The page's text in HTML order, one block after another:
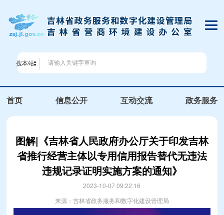
搜本站
首页 信息公开 互动交流 政务服务
图解|《吉林省人民政府办公厅关于印发吉林
省推行经营主体以专用信用报告替代无违法
违规记录证明实施方案的通知》
2023-10-07 09:22:16
来源：吉林省政务服务和数字化建设管理局